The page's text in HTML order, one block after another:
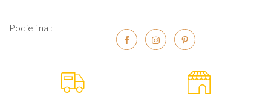
Podjeli na :